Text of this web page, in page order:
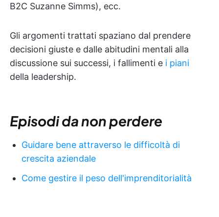
B2C Suzanne Simms), ecc.
Gli argomenti trattati spaziano dal prendere
decisioni giuste e dalle abitudini mentali alla
discussione sui successi, i fallimenti e i piani
della leadership.
Episodi da non perdere
Guidare bene attraverso le difficoltà di
crescita aziendale
Come gestire il peso dell'imprenditorialità